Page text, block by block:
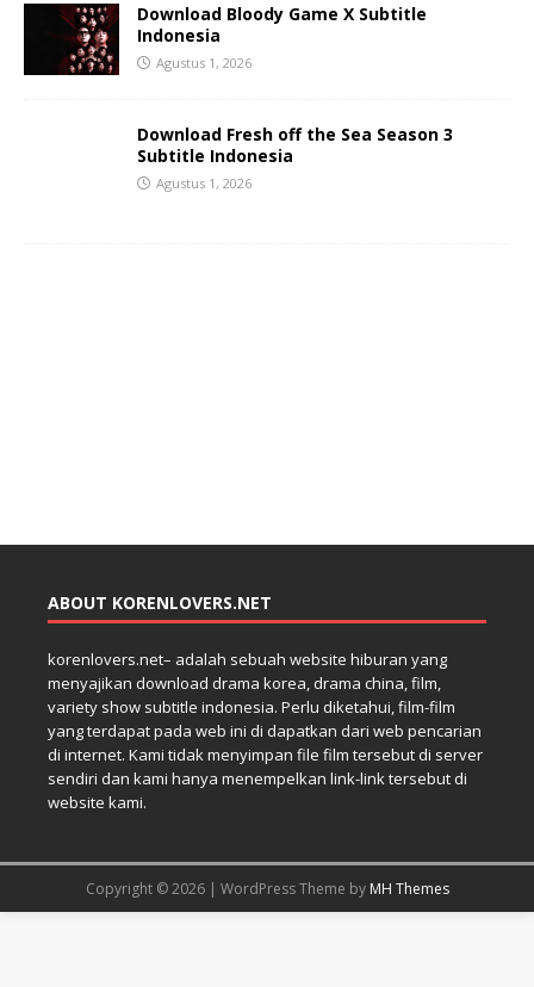
Download Bloody Game X Subtitle
Indonesia
Agustus 1, 2026
Download Fresh off the Sea Season 3
Subtitle Indonesia
Agustus 1, 2026
ABOUT KORENLOVERS.NET
korenlovers.net– adalah sebuah website hiburan yang
menyajikan download drama korea, drama china, film,
variety show subtitle indonesia. Perlu diketahui, film-film
yang terdapat pada web ini di dapatkan dari web pencarian
di internet. Kami tidak menyimpan file film tersebut di server
sendiri dan kami hanya menempelkan link-link tersebut di
website kami.
Copyright © 2026 | WordPress Theme by MH Themes